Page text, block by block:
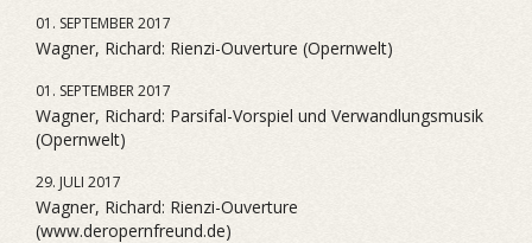
01. SEPTEMBER 2017
Wagner, Richard: Rienzi-Ouverture (Opernwelt)
01. SEPTEMBER 2017
Wagner, Richard: Parsifal-Vorspiel und Verwandlungsmusik
(Opernwelt)
29. JULI 2017
Wagner, Richard: Rienzi-Ouverture
(www.deropernfreund.de)